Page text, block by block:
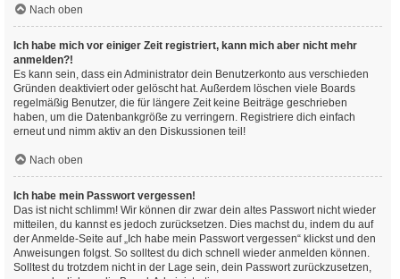
Nach oben
Ich habe mich vor einiger Zeit registriert, kann mich aber nicht mehr
anmelden?!
Es kann sein, dass ein Administrator dein Benutzerkonto aus verschieden
Gründen deaktiviert oder gelöscht hat. Außerdem löschen viele Boards
regelmäßig Benutzer, die für längere Zeit keine Beiträge geschrieben
haben, um die Datenbankgröße zu verringern. Registriere dich einfach
erneut und nimm aktiv an den Diskussionen teil!
Nach oben
Ich habe mein Passwort vergessen!
Das ist nicht schlimm! Wir können dir zwar dein altes Passwort nicht wieder
mitteilen, du kannst es jedoch zurücksetzen. Dies machst du, indem du auf
der Anmelde-Seite auf „Ich habe mein Passwort vergessen“ klickst und den
Anweisungen folgst. So solltest du dich schnell wieder anmelden können.
Solltest du trotzdem nicht in der Lage sein, dein Passwort zurückzusetzen,